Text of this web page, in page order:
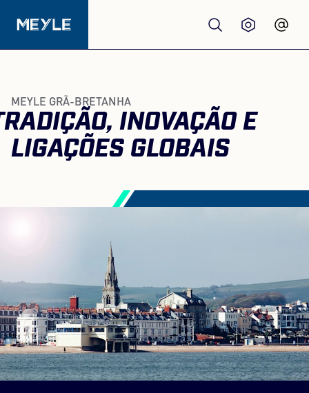
Qualidade
Oficinas
Distribuidores
Sobre nós
Centro de conteúdos
Imprensa
MEYLE GRÃ-BRETANHA
INOVAÇÃO E
LIGAÇÕES GLOBAIS